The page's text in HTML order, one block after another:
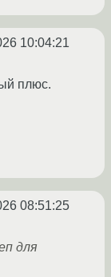
10:04:21
плюс.
08:51:25
для